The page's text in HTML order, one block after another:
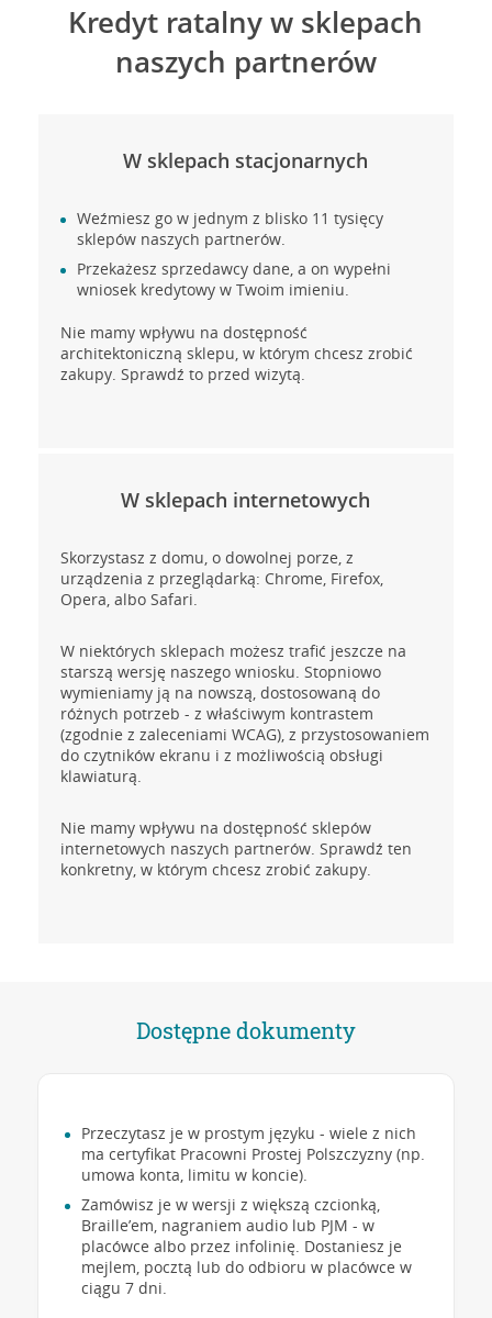
Kredyt ratalny w sklepach
naszych partnerów
W sklepach stacjonarnych
Weźmiesz go w jednym z blisko 11 tysięcy
sklepów naszych partnerów.
Przekażesz sprzedawcy dane, a on wypełni
wniosek kredytowy w Twoim imieniu.
Nie mamy wpływu na dostępność
architektoniczną sklepu, w którym chcesz zrobić
zakupy. Sprawdź to przed wizytą.
W sklepach internetowych
Skorzystasz z domu, o dowolnej porze, z
urządzenia z przeglądarką: Chrome, Firefox,
Opera, albo Safari.
W niektórych sklepach możesz trafić jeszcze na
starszą wersję naszego wniosku. Stopniowo
wymieniamy ją na nowszą, dostosowaną do
różnych potrzeb - z właściwym kontrastem
(zgodnie z zaleceniami WCAG), z przystosowaniem
do czytników ekranu i z możliwością obsługi
klawiaturą.
Nie mamy wpływu na dostępność sklepów
internetowych naszych partnerów. Sprawdź ten
konkretny, w którym chcesz zrobić zakupy.
Dostępne dokumenty
Przeczytasz je w prostym języku - wiele z nich
ma certyfikat Pracowni Prostej Polszczyzny (np.
umowa konta, limitu w koncie).
Zamówisz je w wersji z większą czcionką,
Braille’em, nagraniem audio lub PJM - w
placówce albo przez infolinię. Dostaniesz je
mejlem, pocztą lub do odbioru w placówce w
ciągu 7 dni.